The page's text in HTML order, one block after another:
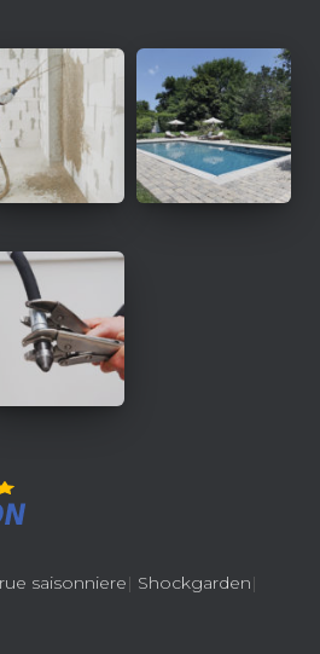
saisonniere| Shockgarden|